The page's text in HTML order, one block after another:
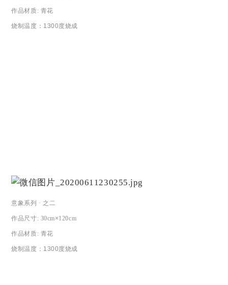
作品材质: 青花
烧制温度： 1300度烧成
意象系列 · 之二
作品尺寸: 30cm×120cm
作品材质: 青花
烧制温度： 1300度烧成